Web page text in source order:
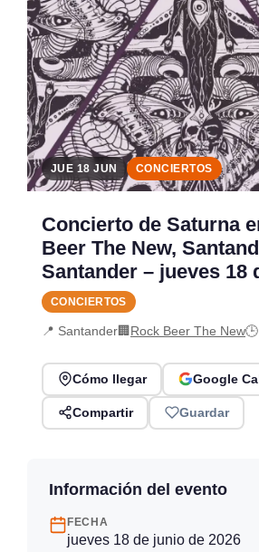
JUE 18 JUN CONCIERTOS
Concierto de Saturna
Beer The New,
Santander – jueves 18
CONCIERTOS
📍 Santander🏢Rock Beer The New
Cómo llegar Google
Compartir Guardar
Información del evento
FECHA
jueves 18 de junio de 2026